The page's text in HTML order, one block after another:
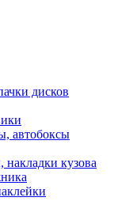
дисков
автобоксы
кузова